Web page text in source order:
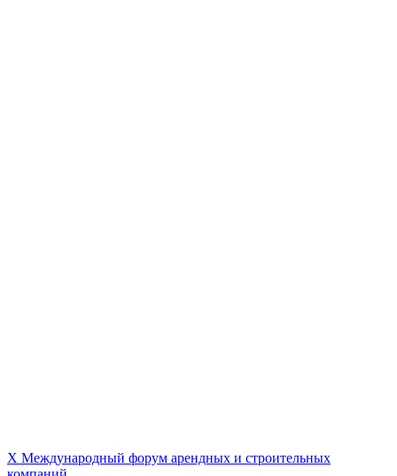
X Международный форум арендных и строительных